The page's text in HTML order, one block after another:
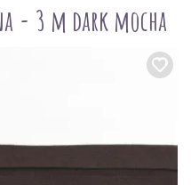
- 3 m dark mocha